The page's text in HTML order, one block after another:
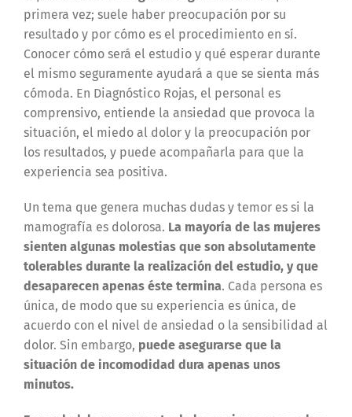
primera vez; suele haber preocupación por su
resultado y por cómo es el procedimiento en sí.
Conocer cómo será el estudio y qué esperar durante
el mismo seguramente ayudará a que se sienta más
cómoda. En Diagnóstico Rojas, el personal es
comprensivo, entiende la ansiedad que provoca la
situación, el miedo al dolor y la preocupación por
los resultados, y puede acompañarla para que la
experiencia sea positiva.
Un tema que genera muchas dudas y temor es si la
mamografía es dolorosa. La mayoría de las mujeres
sienten algunas molestias que son absolutamente
tolerables durante la realización del estudio, y que
desaparecen apenas éste termina. Cada persona es
única, de modo que su experiencia es única, de
acuerdo con el nivel de ansiedad o la sensibilidad al
dolor. Sin embargo, puede asegurarse que la
situación de incomodidad dura apenas unos
minutos.